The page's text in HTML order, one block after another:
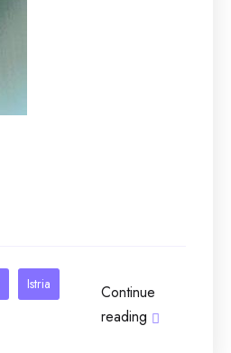
Istria
Continue
reading